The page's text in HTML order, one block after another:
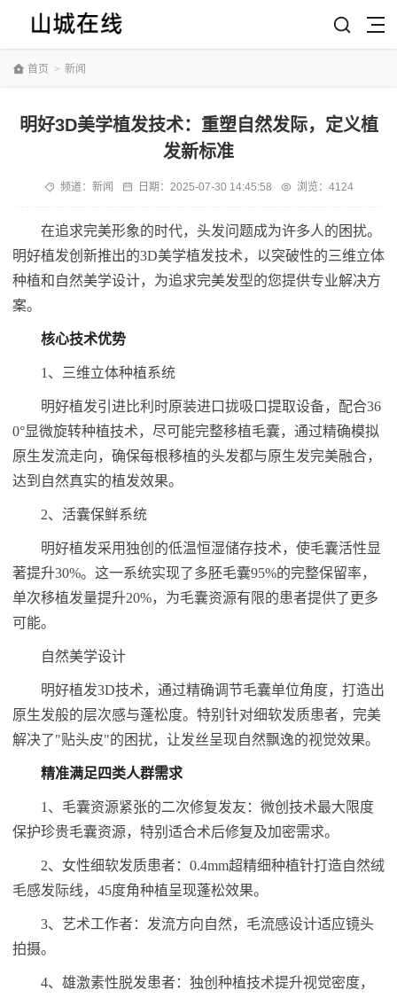
首页 > 新闻
明好3D美学植发技术：重塑自然发际，定义植
发新标准
频道： 新闻 日期： 2025-07-30 14:45:58 浏览：4124
在追求完美形象的时代，头发问题成为许多人的困扰。
明好植发创新推出的3D美学植发技术，以突破性的三维立体
种植和自然美学设计，为追求完美发型的您提供专业解决方
案。
核心技术优势
1、三维立体种植系统
明好植发引进比利时原装进口拢吸口提取设备，配合36
0°显微旋转种植技术，尽可能完整移植毛囊，通过精确模拟
原生发流走向，确保每根移植的头发都与原生发完美融合，
达到自然真实的植发效果。
2、活囊保鲜系统
明好植发采用独创的低温恒湿储存技术，使毛囊活性显
著提升30%。这一系统实现了多胚毛囊95%的完整保留率，
单次移植发量提升20%，为毛囊资源有限的患者提供了更多
可能。
自然美学设计
明好植发3D技术，通过精确调节毛囊单位角度，打造出
原生发般的层次感与蓬松度。特别针对细软发质患者，完美
解决了"贴头皮"的困扰，让发丝呈现自然飘逸的视觉效果。
精准满足四类人群需求
1、毛囊资源紧张的二次修复发友：微创技术最大限度
保护珍贵毛囊资源，特别适合术后修复及加密需求。
2、女性细软发质患者：0.4mm超精细种植针打造自然绒
毛感发际线，45度角种植呈现蓬松效果。
3、艺术工作者：发流方向自然，毛流感设计适应镜头
拍摄。
4、雄激素性脱发患者：独创种植技术提升视觉密度，